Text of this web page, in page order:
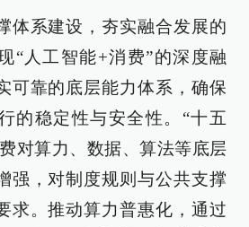
体系建设，夯实融合发展的
“人工智能+消费”的深度融
可靠的底层能力体系，确保
的稳定性与安全性。“十五
对算力、数据、算法等底层
强，对制度规则与公共支撑
求。推动算力普惠化，通过